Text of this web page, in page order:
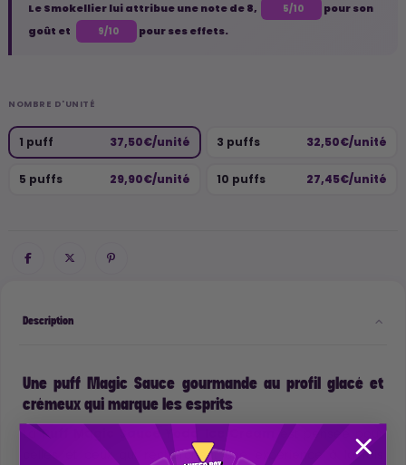
Le Smokellier lui attribue une note de 8, 5/10
pour son
goût et
9/10 pour ses effets.
NOMBRE D'UNITÉ
1 puff 37,50€/unité 3 puffs 32,50€/unité
5 puffs 29,90€/unité 10 puffs 27,45€/unité
Description
Une puff Magic Sauce gourmande au profil glacé et
crémeux qui marque les esprits
LaPuff Magic Sauce Yoda Ice Cream
celles et ceux qui recherchent une expérience à la fois